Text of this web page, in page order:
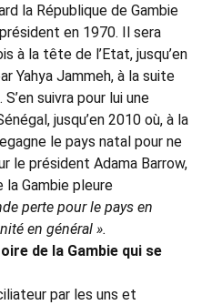
la République de Gambie
en 1970. Il sera
à la tête de l’Etat, jusqu’en
Yahya Jammeh, à la suite
suivra pour lui une
jusqu’en 2010 où, à la
le pays natal pour ne
le président Adama Barrow,
la Gambie pleure
perte pour le pays en
en général ».
de la Gambie qui se
par les uns et